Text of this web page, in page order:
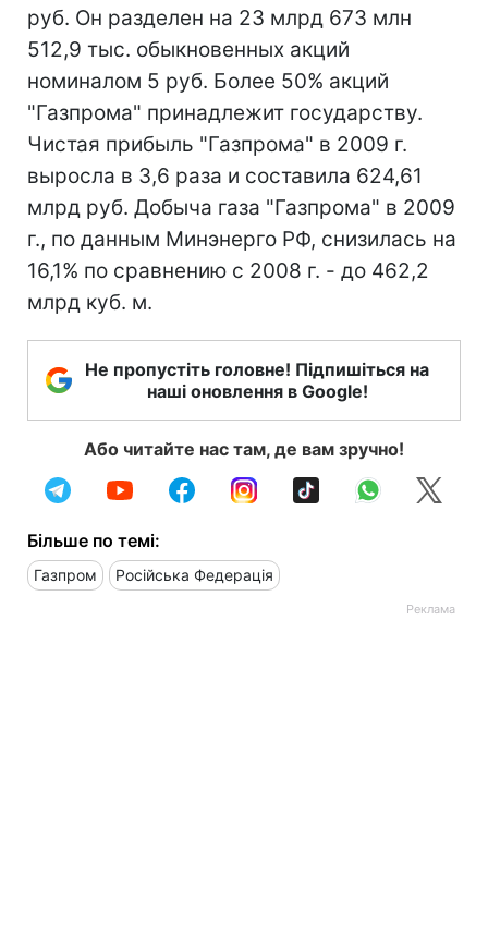
руб. Он разделен на 23 млрд 673 млн
512,9 тыс. обыкновенных акций
номиналом 5 руб. Более 50% акций
"Газпрома" принадлежит государству.
Чистая прибыль "Газпрома" в 2009 г.
выросла в 3,6 раза и составила 624,61
млрд руб. Добыча газа "Газпрома" в 2009
г., по данным Минэнерго РФ, снизилась на
16,1% по сравнению с 2008 г. - до 462,2
млрд куб. м.
Не пропустіть головне! Підпишіться на
наші оновлення в Google!
Або читайте нас там, де вам зручно!
Більше по темі:
Газпром Російська Федерація